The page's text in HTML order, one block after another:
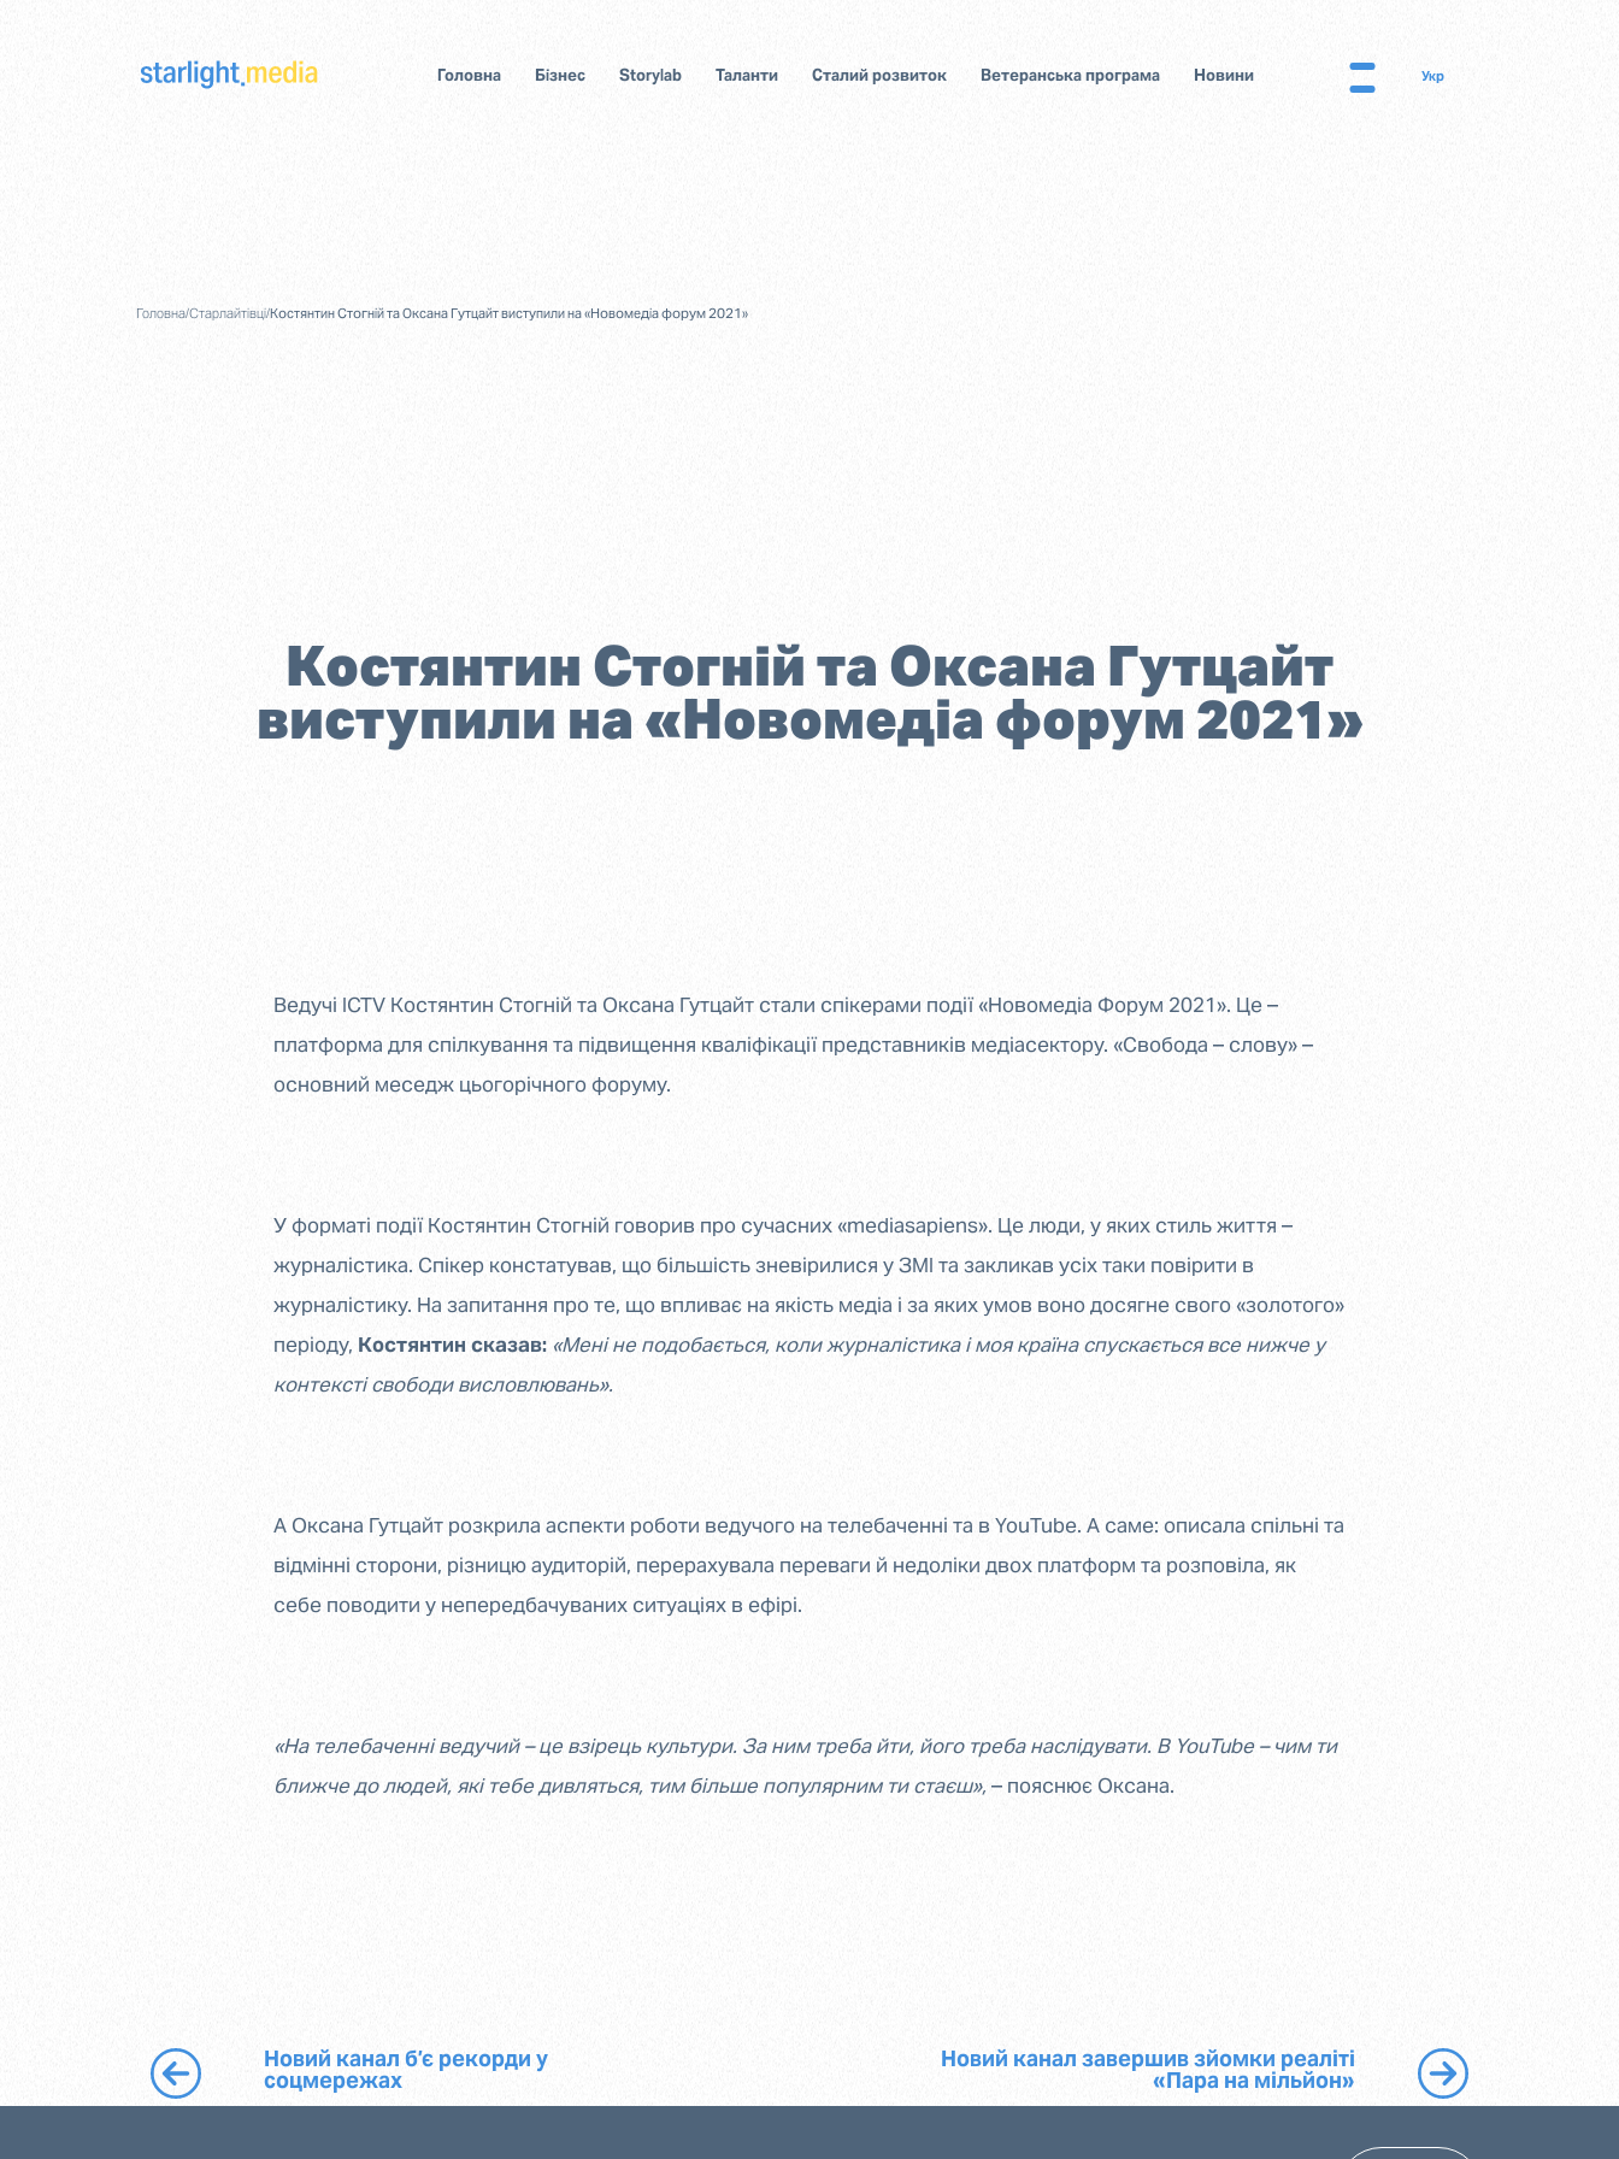
Головна Бізнес Storylab Таланти Сталий розвиток Ветеранська програма Новини Укр
Головна/Старлайтівці/Костянтин Стогній та Оксана Гутцайт виступили на «Новомедіа форум 2021»
Костянтин Стогній та Оксана Гутцайт
виступили на «Новомедіа форум 2021»
Ведучі ICTV Костянтин Стогній та Оксана Гутцайт стали спікерами події «Новомедіа Форум 2021». Це –
платформа для спілкування та підвищення кваліфікації представників медіасектору. «Свобода – слову» –
основний меседж цьогорічного форуму.
У форматі події Костянтин Стогній говорив про сучасних «mediasapiens». Це люди, у яких стиль життя –
журналістика. Спікер констатував, що більшість зневірилися у ЗМІ та закликав усіх таки повірити в
журналістику. На запитання про те, що впливає на якість медіа і за яких умов воно досягне свого «золотого»
періоду, Костянтин сказав: «Мені не подобається, коли журналістика і моя країна спускається все нижче у
контексті свободи висловлювань».
А Оксана Гутцайт розкрила аспекти роботи ведучого на телебаченні та в YouTube. А саме: описала спільні та
відмінні сторони, різницю аудиторій, перерахувала переваги й недоліки двох платформ та розповіла, як
себе поводити у непередбачуваних ситуаціях в ефірі.
«На телебаченні ведучий – це взірець культури. За ним треба йти, його треба наслідувати. В YouTube – чим ти
ближче до людей, які тебе дивляться, тим більше популярним ти стаєш», – пояснює Оксана.
Новий канал б’є рекорди у
соцмережах
Новий канал завершив зйомки реаліті
«Пара на мільйон»